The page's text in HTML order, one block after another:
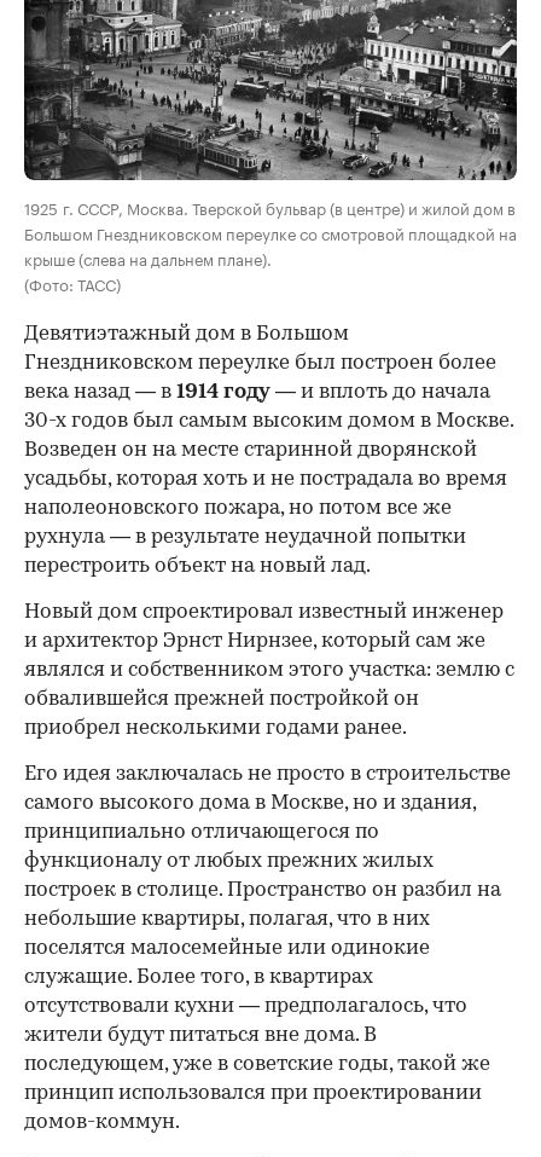
00:00 / 00:00
1925 г. СССР, Москва. Тверской бульвар (в центре) и жилой дом в
Большом Гнездниковском переулке со смотровой площадкой на
крыше (слева на дальнем плане).
(Фото: ТАСС)
Девятиэтажный дом в Большом
Гнездниковском переулке был построен более
века назад — в 1914 году — и вплоть до начала
30-х годов был самым высоким домом в Москве.
Возведен он на месте старинной дворянской
усадьбы, которая хоть и не пострадала во время
наполеоновского пожара, но потом все же
рухнула — в результате неудачной попытки
перестроить объект на новый лад.
Новый дом спроектировал известный инженер
и архитектор Эрнст Нирнзее, который сам же
являлся и собственником этого участка: землю с
обвалившейся прежней постройкой он
приобрел несколькими годами ранее.
Его идея заключалась не просто в строительстве
самого высокого дома в Москве, но и здания,
принципиально отличающегося по
функционалу от любых прежних жилых
построек в столице. Пространство он разбил на
небольшие квартиры, полагая, что в них
поселятся малосемейные или одинокие
служащие. Более того, в квартирах
отсутствовали кухни — предполагалось, что
жители будут питаться вне дома. В
последующем, уже в советские годы, такой же
принцип использовался при проектировании
домов-коммун.